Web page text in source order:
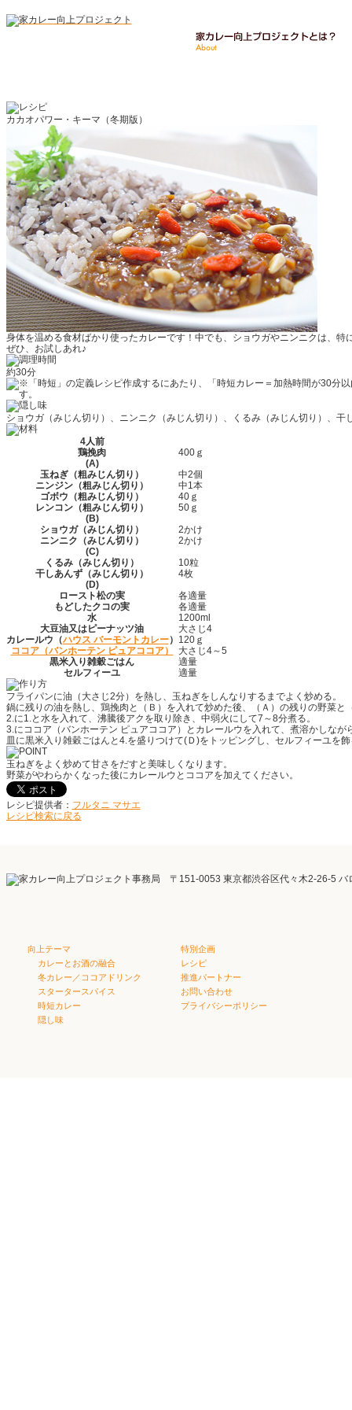
カカオパワー・キーマ（冬期版）
身体を温める食材ばかり使ったカレーです！中でも、ショウガやニンニクは、特
ぜひ、お試しあれ♪
約30分
ショウガ（みじん切り）、ニンニク（みじん切り）、くるみ（みじん切り）、干
4人前
鶏挽肉
400ｇ
(A)
玉ねぎ（粗みじん切り）
中2個
ニンジン（粗みじん切り）
中1本
ゴボウ（粗みじん切り）
40ｇ
レンコン（粗みじん切り）
50ｇ
(B)
ショウガ（みじん切り）
2かけ
ニンニク（みじん切り）
2かけ
(C)
くるみ（みじん切り）
10粒
干しあんず（みじん切り）
4枚
(D)
ロースト松の実
各適量
もどしたクコの実
各適量
水
1200ml
大豆油又はピーナッツ油
大さじ4
カレールウ（ハウス バーモントカレー） 120ｇ
ココア（バンホーテン ピュアココア）
大さじ4～5
黒米入り雑穀ごはん
適量
セルフィーユ
適量
フライパンに油（大さじ2分）を熱し、玉ねぎをしんなりするまでよく炒める。
鍋に残りの油を熱し、鶏挽肉と（Ｂ）を入れて炒めた後、（Ａ）の残りの野菜と
2.に1.と水を入れて、沸騰後アクを取り除き、中弱火にして7～8分煮る。
3.にココア（バンホーテン ピュアココア）とカレールウを入れて、煮溶かしなが
皿に黒米入り雑穀ごはんと4.を盛りつけて(Ｄ)をトッピングし、セルフィーユを
玉ねぎをよく炒めて甘さをだすと美味しくなります。
野菜がやわらかくなった後にカレールウとココアを加えてください。
レシピ提供者： フルタニ マサエ
レシピ検索に戻る
向上テーマ
カレーとお酒の融合
冬カレー／ココアドリンク
スタータースパイス
時短カレー
隠し味
特別企画
レシピ
推進パートナー
お問い合わせ
プライバシーポリシー